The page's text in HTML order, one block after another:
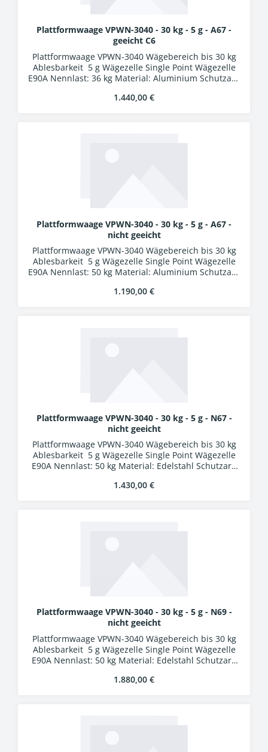
Plattformwaage VPWN-3040 - 30 kg - 5 g - A67 -
geeicht C6
Plattformwaage VPWN-3040 Wägebereich bis 30 kg
Ablesbarkeit 5 g Wägezelle Single Point Wägezelle
E90A Nennlast: 36 kg Material: Aluminium Schutzart:
Schutzart IP54 LCD-Display, Ziffernhöhe 25 mm 24
Regulärer Preis:
1.440,00 €
Plattformwaage VPWN-3040 - 30 kg - 5 g - A67 -
nicht geeicht
Plattformwaage VPWN-3040 Wägebereich bis 30 kg
Ablesbarkeit 5 g Wägezelle Single Point Wägezelle
E90A Nennlast: 50 kg Material: Aluminium Schutzart:
Schutzart IP54 LCD-Display, Ziffernhöhe 25 mm 24
Regulärer Preis:
1.190,00 €
Plattformwaage VPWN-3040 - 30 kg - 5 g - N67 -
nicht geeicht
Plattformwaage VPWN-3040 Wägebereich bis 30 kg
Ablesbarkeit 5 g Wägezelle Single Point Wägezelle
E90A Nennlast: 50 kg Material: Edelstahl Schutzart:
Schutzart IP54 LCD-Display, Ziffernhöhe 25 mm 24
Regulärer Preis:
1.430,00 €
Plattformwaage VPWN-3040 - 30 kg - 5 g - N69 -
nicht geeicht
Plattformwaage VPWN-3040 Wägebereich bis 30 kg
Ablesbarkeit 5 g Wägezelle Single Point Wägezelle
E90A Nennlast: 50 kg Material: Edelstahl Schutzart:
Schutzart IP54 LCD-Display, Ziffernhöhe 25 mm 24
Regulärer Preis:
1.880,00 €